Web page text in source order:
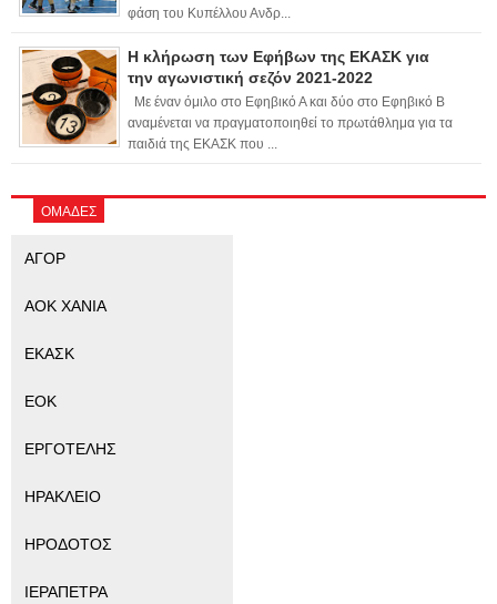
φάση του Κυπέλλου Ανδρ...
Η κλήρωση των Εφήβων της ΕΚΑΣΚ για
την αγωνιστική σεζόν 2021-2022
Με έναν όμιλο στο Εφηβικό Α και δύο στο Εφηβικό Β
αναμένεται να πραγματοποιηθεί το πρωτάθλημα για τα
παιδιά της ΕΚΑΣΚ που ...
ΟΜΑΔΕΣ
ΑΓΟΡ
ΑΟΚ ΧΑΝΙΑ
ΕΚΑΣΚ
ΕΟΚ
ΕΡΓΟΤΕΛΗΣ
ΗΡΑΚΛΕΙΟ
ΗΡΟΔΟΤΟΣ
ΙΕΡΑΠΕΤΡΑ